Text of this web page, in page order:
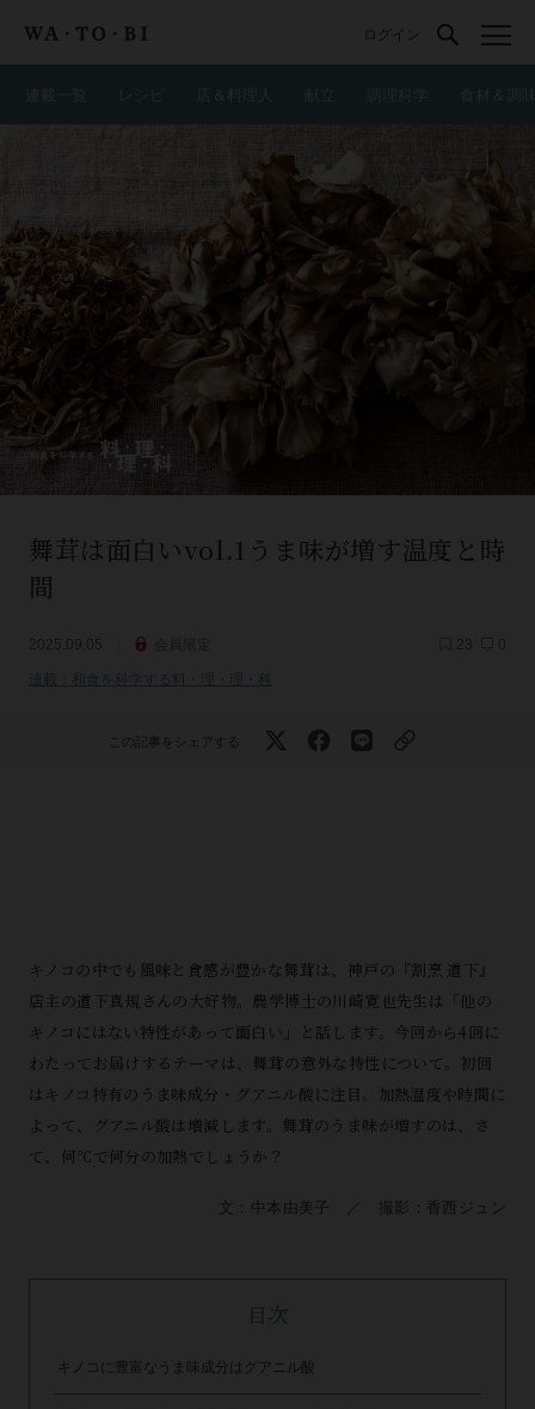
ログイン
レシピ 店＆料理人 献立 食材＆調
舞茸は面白いvol.1うま味が増す温度と時
間
連載：和食を科学する料・理・理・科
この記事をシェアする
キノコの中でも風味と食感が豊かな舞茸は、神戸の『割烹 道下』
店主の道下真規さんの大好物。農学博士の川崎寛也先生は「他の
キノコにはない特性があって面白い」と話します。今回から4回に
わたってお届けするテーマは、舞茸の意外な特性について。初回
はキノコ特有のうま味成分・グアニル酸に注目。加熱温度や時間に
よって、グアニル酸は増減します。舞茸のうま味が増すのは、さ
て、何℃で何分の加熱でしょうか？
文：中本由美子 ／ 撮影：香西ジュン
目次
キノコに豊富なうま味成分はグアニル酸